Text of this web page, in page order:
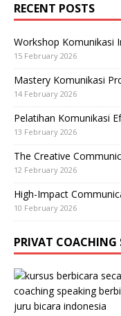
RECENT POSTS
Workshop Komunikasi
15 February 2026
Mastery Komunikasi
14 February 2026
Pelatihan Komunikasi
13 February 2026
The Creative
12 February 2026
High-Impact
10 February 2026
PRIVAT COACHING